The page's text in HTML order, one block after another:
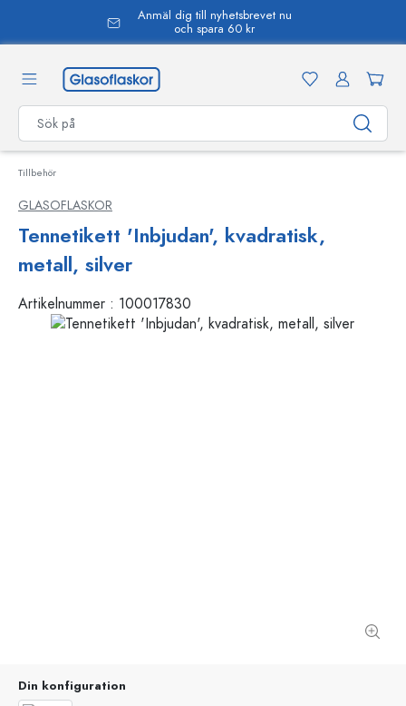
Anmäl dig till nyhetsbrevet nu
och spara 60 kr
Tillbehör
GLASOFLASKOR
Tennetikett 'Inbjudan', kvadratisk,
metall, silver
Artikelnummer : 100017830
Din konfiguration